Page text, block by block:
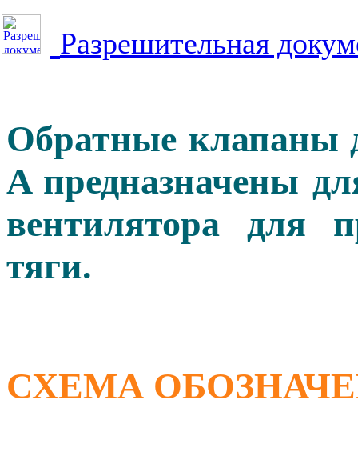
Разрешительная
Обратные клапаны
A предназначены
вентилятора для
тяги.
СХЕМА